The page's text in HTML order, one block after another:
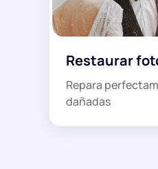
Restaurar
Repara
dañadas